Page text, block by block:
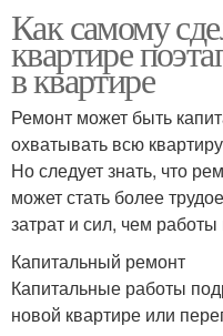
Как самому
квартире
в квартире
Ремонт может быть
охватывать всю
Но следует знать, что
может стать более
затрат и сил, чем работы
Капитальный ремонт
Капитальные работы
новой квартире или